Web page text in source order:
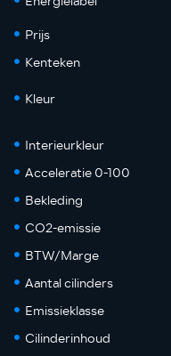
Prijs
Kenteken
Kleur
Interieurkleur
Acceleratie 0-100
Bekleding
CO2-emissie
BTW/Marge
Aantal cilinders
Emissieklasse
Cilinderinhoud